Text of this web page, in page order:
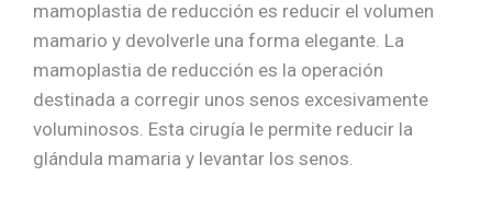
mamoplastia de reducción es reducir el volumen
mamario y devolverle una forma elegante. La
mamoplastia de reducción es la operación
destinada a corregir unos senos excesivamente
voluminosos. Esta cirugía le permite reducir la
glándula mamaria y levantar los senos.